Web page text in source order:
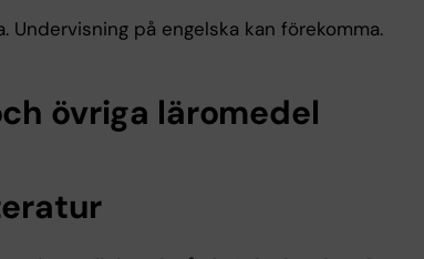
Undervisning på engelska kan förekomma.
övriga läromedel